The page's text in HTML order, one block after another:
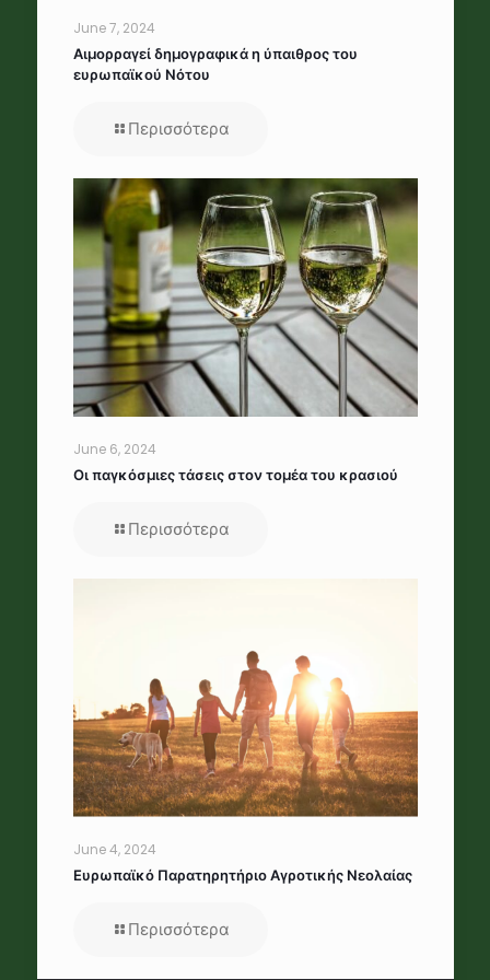
June 7, 2024
Αιμορραγεί δημογραφικά η ύπαιθρος του
ευρωπαϊκού Νότου
Περισσότερα
June 6, 2024
Οι παγκόσμιες τάσεις στον τομέα του κρασιού
Περισσότερα
June 4, 2024
Ευρωπαϊκό Παρατηρητήριο Αγροτικής Νεολαίας
Περισσότερα